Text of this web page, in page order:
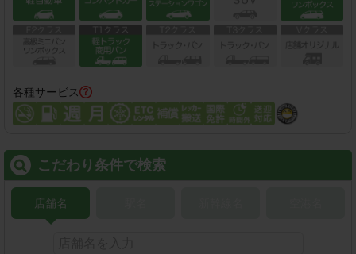
各種サービス
こだわり条件で検索
店舗名